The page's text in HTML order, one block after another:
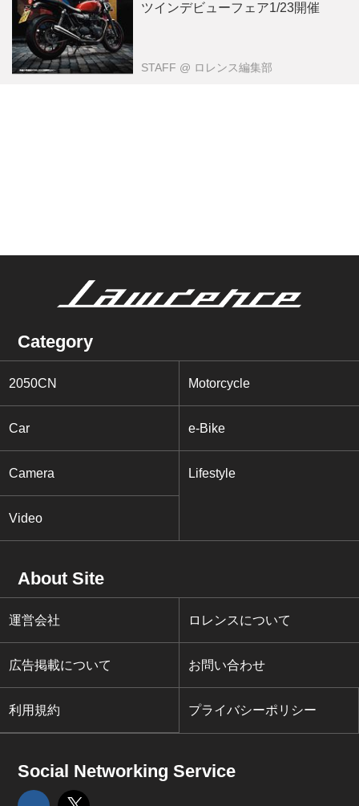
ツインデビューフェア1/23開催
STAFF @ ロレンス編集部
Category
2050CN Motorcycle
Car e-Bike
Camera Lifestyle
Video
About Site
運営会社 ロレンスについて
広告掲載について お問い合わせ
利用規約 プライバシーポリシー
Social Networking Service